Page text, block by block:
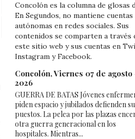
Concolón es la columna de glosas
En Segundos, no mantiene cuentas
autónomas en redes sociales. Sus
contenidos se comparten a través
este sitio web y sus cuentas en
Instagram y Facebook.
Concolón, Viernes 07 de agosto
2026
GUERRA DE BATAS Jóvenes
piden espacio y jubilados defienden
puestos. La pelea por las plazas
otra guerra generacional en los
hospitales. Mientras...